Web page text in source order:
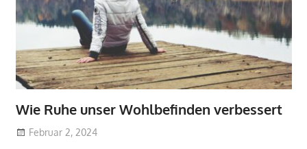
Wie Ruhe unser Wohlbefinden verbessert
Februar 2, 2024